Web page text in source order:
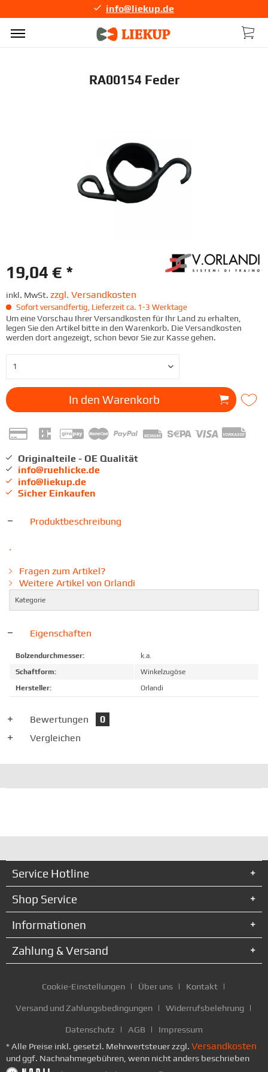
info@liekup.de
RA00154 Feder
19,04 € *
inkl. MwSt. zzgl. Versandkosten
Sofort versandfertig, Lieferzeit ca. 1-3 Werktage
Um eine Vorschau Ihrer Versandkosten für Ihr Land zu erhalten,
legen Sie den Artikel bitte in den Warenkorb. Die Versandkosten
werden dort angezeigt, schon bevor Sie zur Kasse gehen.
In den Warenkorb
Originalteile - OE Qualität
info@ruehlicke.de
info@liekup.de
Sicher Einkaufen
Produktbeschreibung
.
Fragen zum Artikel?
Weitere Artikel von Orlandi
Kategorie
Eigenschaften
Bolzendurchmesser:
k.a.
Schaftform:
Winkelzugöse
Hersteller:
Orlandi
Bewertungen
0
Vergleichen
Service Hotline
Shop Service
Informationen
Zahlung & Versand
Cookie-Einstellungen Über uns Kontakt
Versand und Zahlungsbedingungen Widerrufsbelehrung
Datenschutz AGB
Impressum
* Alle Preise inkl. gesetzl. Mehrwertsteuer zzgl. Versandkosten
und ggf. Nachnahmegebühren, wenn nicht anders beschrieben